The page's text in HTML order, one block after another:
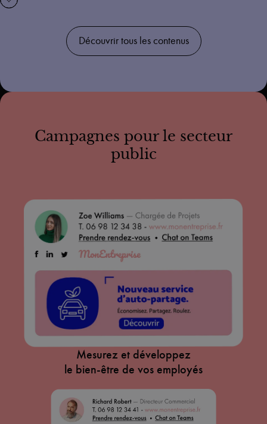
Découvrir tous les contenus
Campagnes pour le secteur
public
Mesurez et développez
le bien-être de vos employés